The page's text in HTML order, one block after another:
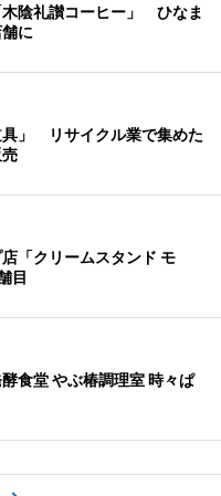
陰礼讃コーヒー」 ひなま
に
具」 リサイクル業で集めた
「クリームスタンド モ
目
食堂 やぶ椿調理室 時々ぱ